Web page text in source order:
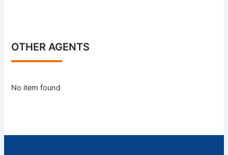
OTHER AGENTS
No item found